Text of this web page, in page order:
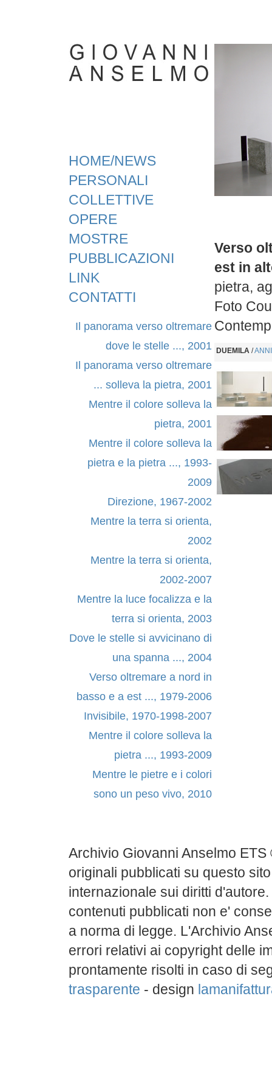
HOME/NEWS
PERSONALI
COLLETTIVE
OPERE
MOSTRE
PUBBLICAZIONI
LINK
CONTATTI
Verso
est in
pietra,
Foto
DUEMILA /
Il panorama verso oltremare
dove le stelle ..., 2001
Il panorama verso oltremare
... solleva la pietra, 2001
Mentre il colore solleva la
pietra, 2001
Mentre il colore solleva la
pietra e la pietra ..., 1993-
2009
Direzione, 1967-2002
Mentre la terra si orienta,
2002
Mentre la terra si orienta,
2002-2007
Mentre la luce focalizza e la
terra si orienta, 2003
Dove le stelle si avvicinano di
una spanna ..., 2004
Verso oltremare a nord in
basso e a est ..., 1979-2006
Invisibile, 1970-1998-2007
Mentre il colore solleva la
pietra ..., 1993-2009
Mentre le pietre e i colori
sono un peso vivo, 2010
Archivio Giovanni Anselmo
originali pubblicati su questo
internazionale sui diritti
contenuti pubblicati non e'
a norma di legge. L'Archivio
errori relativi ai copyright delle
prontamente risolti in caso di
trasparente - design